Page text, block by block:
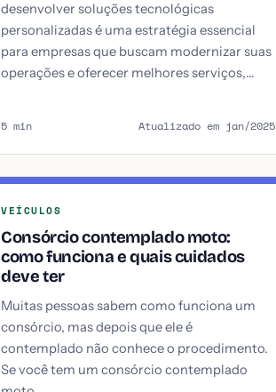
desenvolver soluções tecnológicas
personalizadas é uma estratégia essencial
para empresas que buscam modernizar suas
operações e oferecer melhores serviços,…
5 min Atualizado em jan/2025
VEÍCULOS
Consórcio contemplado moto:
como funciona e quais cuidados
deve ter
Muitas pessoas sabem como funciona um
consórcio, mas depois que ele é
contemplado não conhece o procedimento.
Se você tem um consórcio contemplado